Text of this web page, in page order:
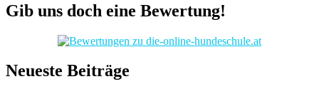
Gib uns doch eine Bewertung!
Neueste Beiträge